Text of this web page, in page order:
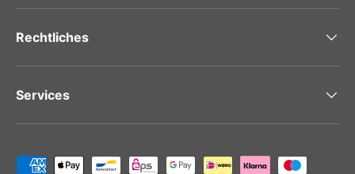
Rechtliches
Services
Zahlungsmethoden